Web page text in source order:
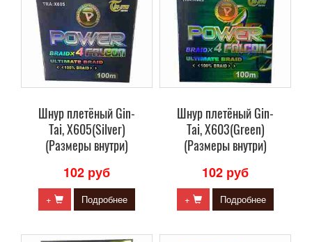
Шнур плетёный Gin-
Tai, X605(Silver)
(Размеры внутри)
102 руб
+ Подробнее
Шнур плетёный Gin-
Tai, X603(Green)
(Размеры внутри)
102 руб
+ Подробнее